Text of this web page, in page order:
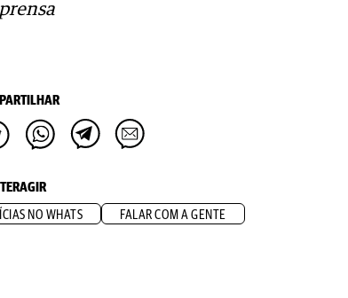
NO WHATS FALAR COM A GENTE